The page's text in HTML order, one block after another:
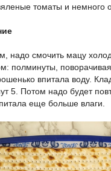
томаты и немного
надо смочить мацу
полминуты,
впитала воду.
5. Потом надо будет
еще больше влаги.